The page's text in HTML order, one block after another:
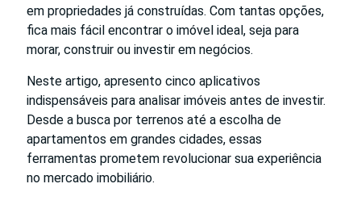
em propriedades já construídas. Com tantas opções,
fica mais fácil encontrar o imóvel ideal, seja para
morar, construir ou investir em negócios.
Neste artigo, apresento cinco aplicativos
indispensáveis para analisar imóveis antes de investir.
Desde a busca por terrenos até a escolha de
apartamentos em grandes cidades, essas
ferramentas prometem revolucionar sua experiência
no mercado imobiliário.